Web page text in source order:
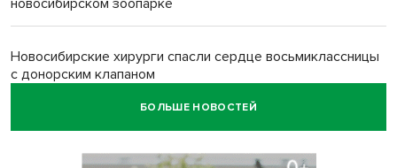
новосибирском зоопарке
Новосибирские хирурги спасли сердце восьмиклассницы
с донорским клапаном
Более тысячи новосибирцев открыли День
БОЛЬШЕ НОВОСТЕЙ